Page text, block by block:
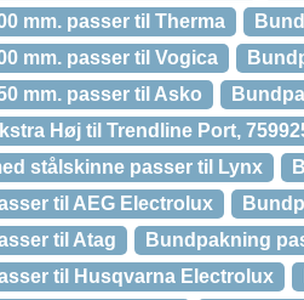
mm. passer til Therma
mm. passer til Vogica
mm. passer til Asko
Høj til Trendline Port,
stålskinne passer til Lynx
til AEG Electrolux
til Atag
Bundpakning
til Husqvarna Electrolux